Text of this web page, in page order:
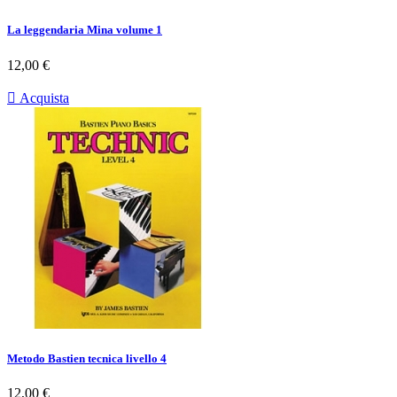
La leggendaria Mina volume 1
Prezzo
12,00 €
 Acquista
Metodo Bastien tecnica livello 4
Prezzo
12,00 €